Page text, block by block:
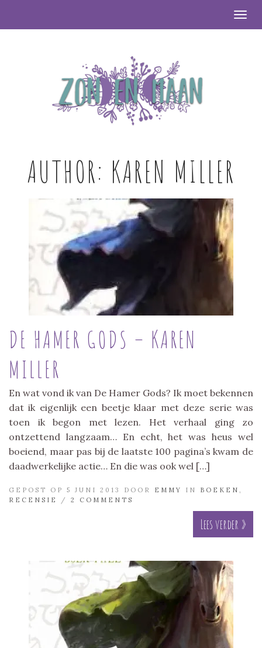
AUTHOR: KAREN MILLER
DE HAMER GODS – KAREN
MILLER
En wat vond ik van De Hamer Gods? Ik moet bekennen
dat ik eigenlijk een beetje klaar met deze serie was
toen ik begon met lezen. Het verhaal ging zo
ontzettend langzaam… En echt, het was heus wel
boeiend, maar pas bij de laatste 100 pagina’s kwam de
daadwerkelijke actie… En die was ook wel […]
GEPOST OP 5 JUNI 2013 DOOR EMMY IN BOEKEN
RECENSIE
/ 2 COMMENTS
Lees verder »